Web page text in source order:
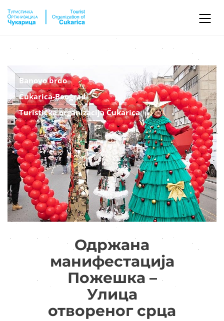
Banovo brdo
Čukarica-Beograd
Turistička organizacija Čukarica
Одржана
манифестација
Пожешка –
Улица
отвореног срца